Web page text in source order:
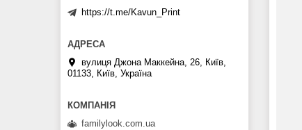
https://t.me/Kavun_Print
вулиця Джона Маккейна, 26, Київ,
01133, Київ, Україна
familylook.com.ua